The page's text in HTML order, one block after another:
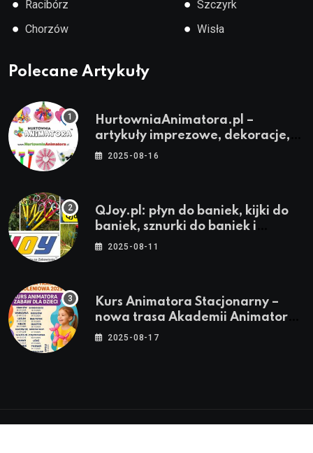
● Racibórz
● Chorzów
● Szczyrk
● Wisła
Polecane Artykuły
HurtowniaAnimatora.pl –
artykuły imprezowe, dekoracje,
stroje i akcesoria dla animatorów
2025-08-16
QJoy.pl: płyn do baniek, kijki do
baniek, sznurki do baniek i
zestawy do baniek
2025-08-11
Kurs Animatora Stacjonarny –
nowa trasa Akademii Animatora
– jesień 2025
2025-08-17